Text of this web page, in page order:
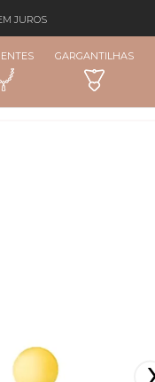
JUROS
GARGANTILHAS